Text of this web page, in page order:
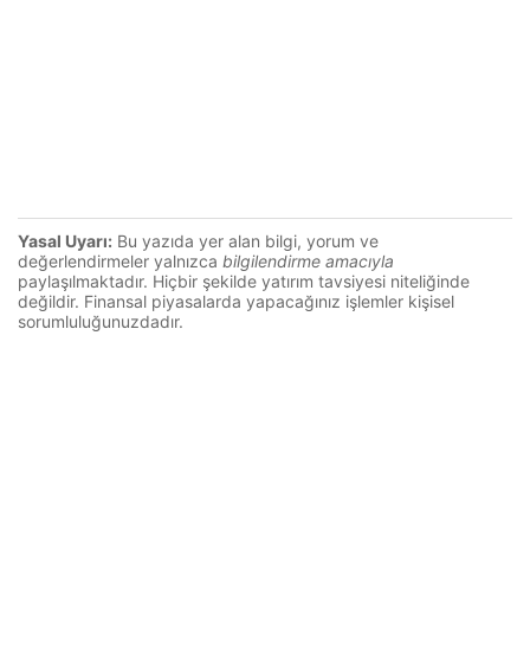
Yasal Uyarı: Bu yazıda yer alan bilgi, yorum ve
değerlendirmeler yalnızca bilgilendirme amacıyla
paylaşılmaktadır. Hiçbir şekilde yatırım tavsiyesi niteliğinde
değildir. Finansal piyasalarda yapacağınız işlemler kişisel
sorumluluğunuzdadır.